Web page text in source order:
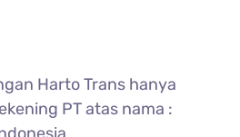
Harto Trans hanya
PT atas nama :